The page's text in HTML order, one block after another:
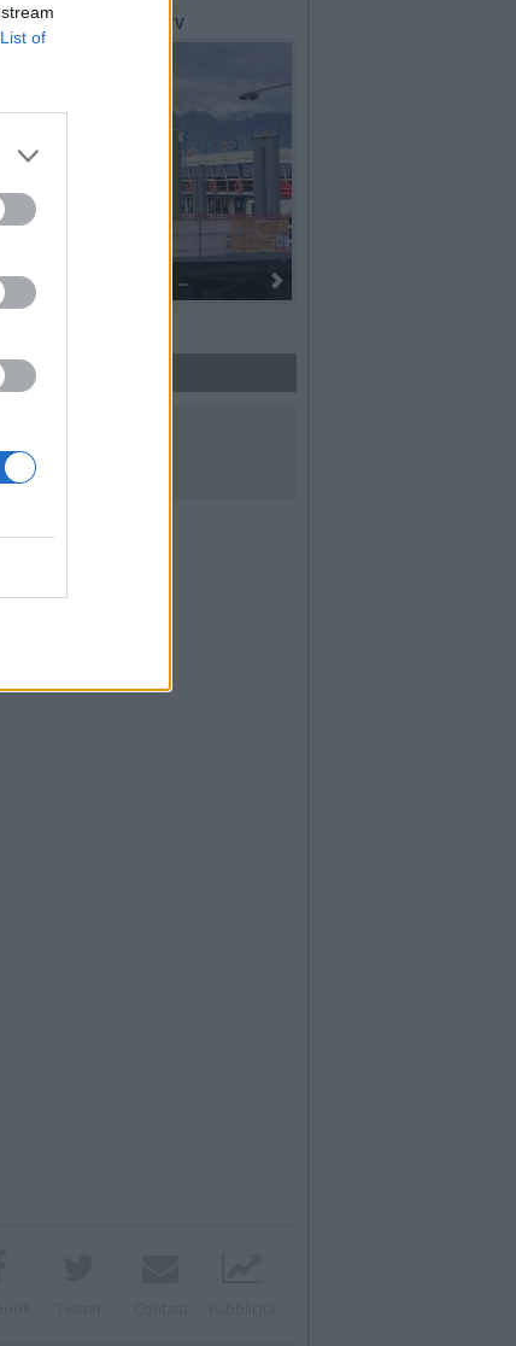
List of
Fotografiche WebTV
Dall’oro alla fiaccola: ...